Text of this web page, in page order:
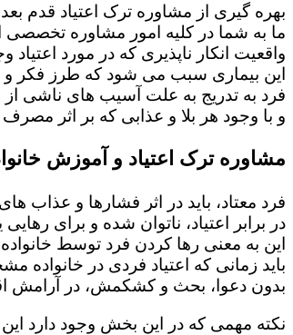
بهره گیری از مشاوره ترک اعتیاد قدم
ما به شما در کلیه امور مشاوره تخصصی
واقعیت انکار ناپذیری که در مورد
این بیماری سبب می شود که طرز فکر و
فرد به تدریج به علت آسیب های ناشی
و با وجود هر بلا و عذابی که بر اثر
مشاوره ترک اعتیاد و آموزش
فرد معتاد، باید در اثر فشارها و عذاب
در برابر اعتیاد، ناتوان شده و برای
این به معنی رها کردن فرد توسط
باید زمانی که اعتیاد فردی در
بدون دعوا، بحث و کشکمش، در آرامش
نکته مهمی که در این بخش وجود دارد